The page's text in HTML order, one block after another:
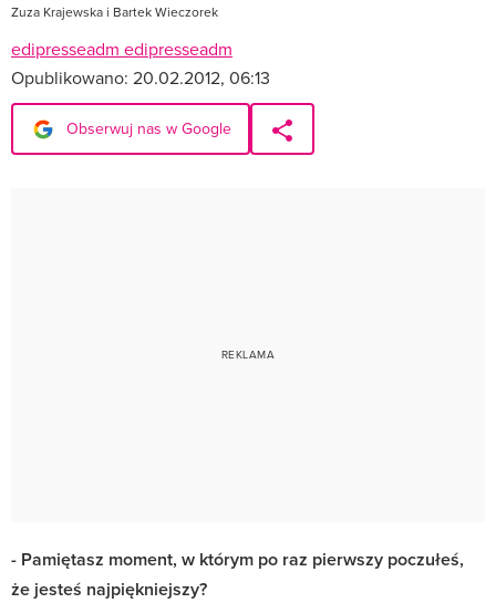
Zuza Krajewska i Bartek Wieczorek
edipresseadm edipresseadm
Opublikowano: 20.02.2012, 06:13
Obserwuj nas w Google
- Pamiętasz moment, w którym po raz pierwszy poczułeś,
że jesteś najpiękniejszy?